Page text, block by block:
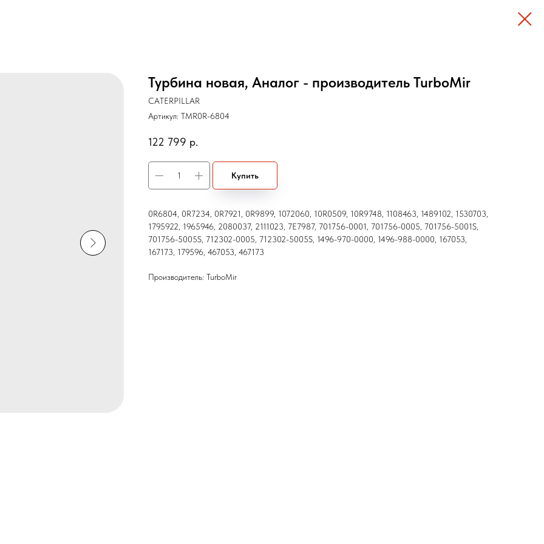
Турбина новая, Аналог - производитель TurboMir
CATERPILLAR
Артикул: TMR0R-6804
122 799 р.
Купить
0R6804, 0R7234, 0R7921, 0R9899, 1072060, 10R0509, 10R9748, 1108463, 1489102, 1530703,
1795922, 1965946, 2080037, 2111023, 7E7987, 701756-0001, 701756-0005, 701756-5001S,
701756-5005S, 712302-0005, 712302-5005S, 1496-970-0000, 1496-988-0000, 167053,
167173, 179596, 467053, 467173
Производитель: TurboMir